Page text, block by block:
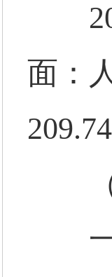
面：
（
一